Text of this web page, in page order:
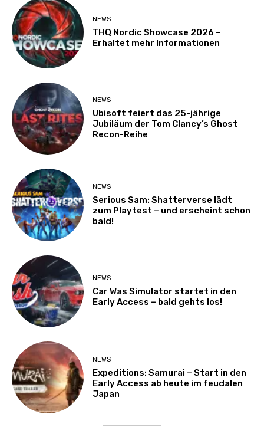
NEWS
THQ Nordic Showcase 2026 –
Erhaltet mehr Informationen
NEWS
Ubisoft feiert das 25-jährige
Jubiläum der Tom Clancy’s Ghost
Recon-Reihe
NEWS
Serious Sam: Shatterverse lädt
zum Playtest – und erscheint schon
bald!
NEWS
Car Was Simulator startet in den
Early Access – bald gehts los!
NEWS
Expeditions: Samurai – Start in den
Early Access ab heute im feudalen
Japan